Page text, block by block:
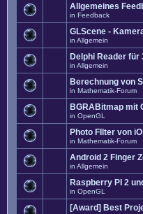
Allgemeines
in Feedback
GLScene -
in Allgemein
Delphi Reader für
in Allgemein
Berechnung von
in Mathematik-Forum
BGRABitmap mit
in OpenGL
Photo FIlter von
in Mathematik-Forum
Android 2 Finger
in Allgemein
Raspberry PI 2
in OpenGL
[Award] Best